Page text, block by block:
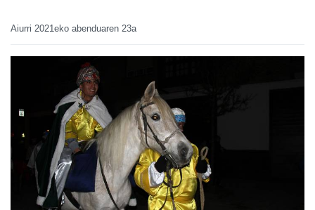
Aiurri 2021eko abenduaren 23a